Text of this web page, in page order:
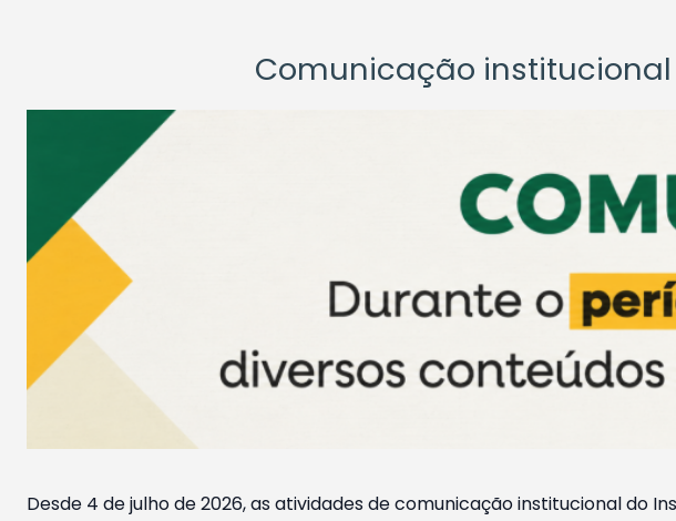
Comunicação institucional
Desde 4 de julho de 2026, as atividades de comunicação institucional do